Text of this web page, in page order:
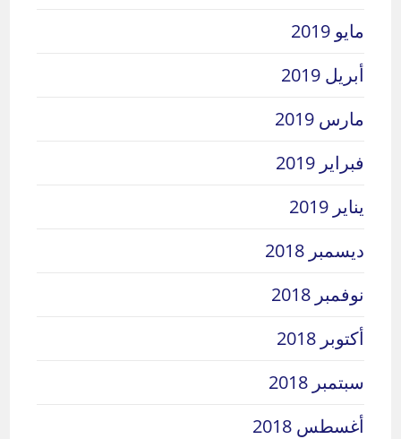
مايو 2019
أبريل 2019
مارس 2019
فبراير 2019
يناير 2019
ديسمبر 2018
نوفمبر 2018
أكتوبر 2018
سبتمبر 2018
أغسطس 2018